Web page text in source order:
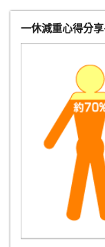
一休減重心得分